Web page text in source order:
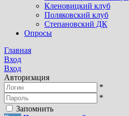
Кленовицкий клуб
Поляковский клуб
Степановский ДК
Опросы
Главная
Вход
Вход
Авторизация
*
*
Запомнить